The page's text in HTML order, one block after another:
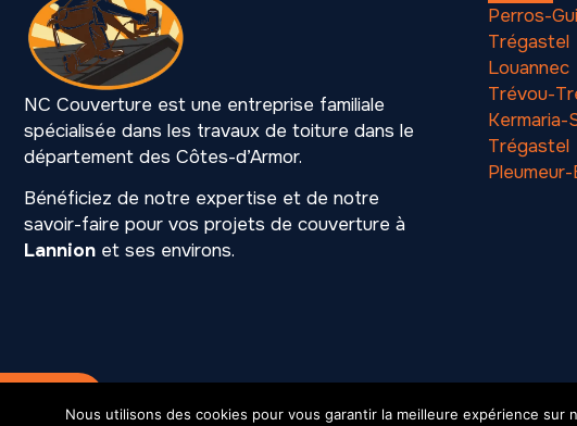
NC Couverture est une entreprise familiale
spécialisée dans les travaux de toiture dans le
département des Côtes-d’Armor.
Bénéficiez de notre expertise et de notre
savoir-faire pour vos projets de couverture à
Lannion et ses environs.
Perros-
Trégastel
Louannec
Trévou-
Kermaria-
Trégastel
Mention légalesSIREN 531 216 901
Nous utilisons des cookies pour vous garantir la meilleure expérience